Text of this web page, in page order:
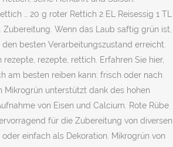
… 20 g roter Rettich 2 EL Reisessig 1 TL
Zubereitung. Wenn das Laub saftig grün ist,
besten Verarbeitungszustand erreicht.
rezepte, rettich. Erfahren Sie hier,
am besten reiben kann: frisch oder nach
Mikrogrün unterstützt dank des hohen
von Eisen und Calcium. Rote Rübe
für die Zubereitung von diversen
einfach als Dekoration. Mikrogrün von